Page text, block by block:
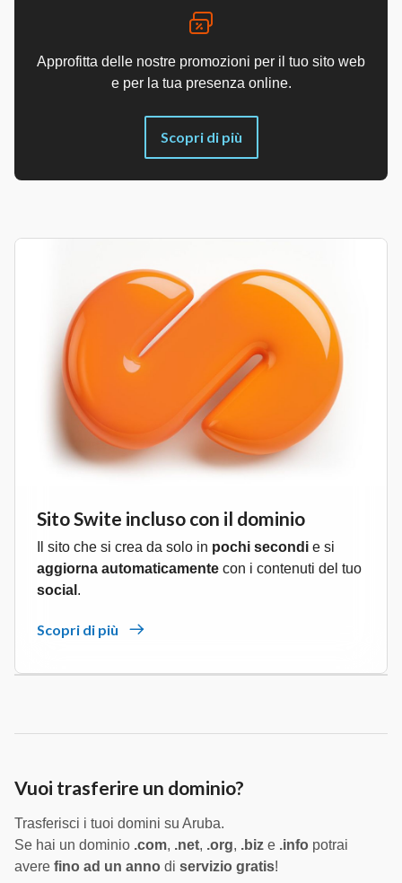
Approfitta delle nostre promozioni per il tuo sito web
e per la tua presenza online.
Scopri di più
Sito Swite incluso con il dominio
Il sito che si crea da solo in pochi secondi e si
aggiorna automaticamente con i contenuti del tuo
social .
Scopri di più
Vuoi trasferire un dominio?
Trasferisci i tuoi domini su Aruba.
Se hai un dominio .com, .net, .org, .biz e .info potrai
avere fino ad un anno di servizio gratis!